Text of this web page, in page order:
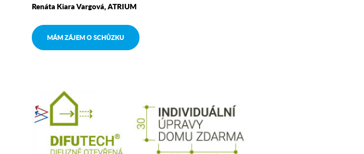
Renáta Kiara Vargová, ATRIUM
MÁM ZÁJEM O SCHŮZKU